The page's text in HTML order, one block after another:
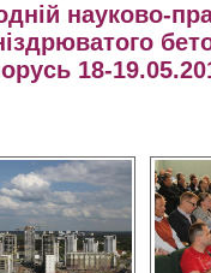
науково-
18-